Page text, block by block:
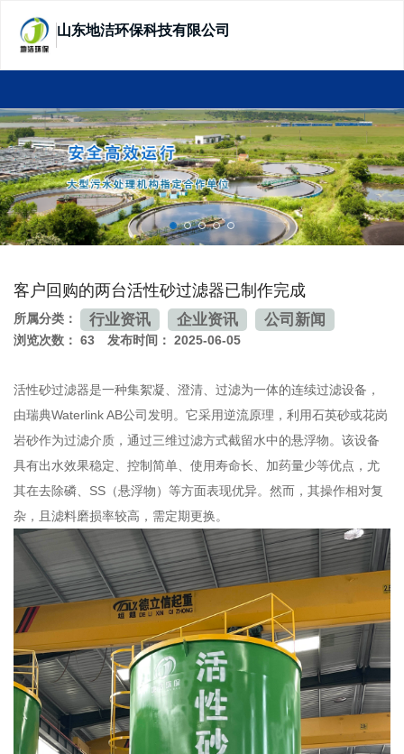
山东地洁环保科技有限公司
客户回购的两台活性砂过滤器已制作完成
所属分类： 行业资讯 企业资讯 公司新闻
浏览次数： 63 发布时间： 2025-06-05
活性砂过滤器是一种集絮凝、澄清、过滤为一体的连续过滤设备，
由瑞典Waterlink AB公司发明。它采用逆流原理，利用石英砂或花岗
岩砂作为过滤介质，通过三维过滤方式截留水中的悬浮物。该设备
具有出水效果稳定、控制简单、使用寿命长、加药量少等优点，尤
其在去除磷、SS（悬浮物）等方面表现优异。然而，其操作相对复
杂，且滤料磨损率较高，需定期更换。